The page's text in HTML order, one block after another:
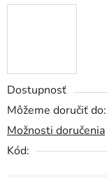
Dostupnosť
Môžeme doručiť do:
Možnosti doručenia
Kód: